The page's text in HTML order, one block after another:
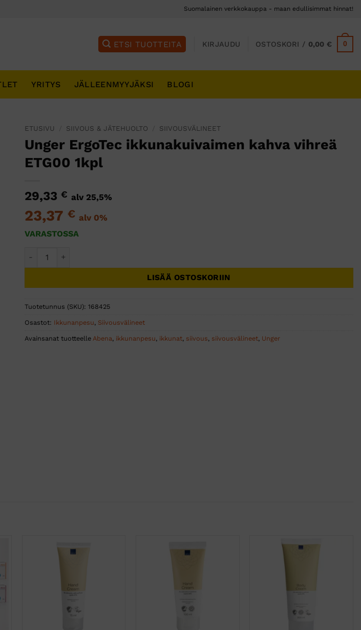
Suomalainen verkkokauppa - maan edullisimmat hinnat!
KIRJAUDU OSTOSKORI / 0,00€ 0
YRITYS JÄLLEENMYYJÄKSI BLOGI
ETUSIVU SIIVOUS & JÄTEHUOLTO SIIVOUSVÄLINEET
Unger ErgoTec ikkunakuivaimen kahva vihreä
ETG00 1kpl
29,33 € alv 25,5%
23,37 € alv 0%
VARASTOSSA
LISÄÄ OSTOSKORIIN
Tuotetunnus (SKU): 168425
Osastot: Ikkunanpesu, Siivousvälineet
Avainsanat tuotteelle Abena, ikkunanpesu, ikkunat, siivous, siivousvälineet, Unger